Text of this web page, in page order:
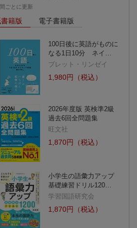
ごとに更新
籍版 電子書籍版
100日後に英語がものに
なる1日10分 ネイ…
ブレット・リンゼイ
1,980円（税込）
2026年度版 英検準2級
過去6回全問題集
旺文社
1,870円（税込）
小学生の語彙力アップ
基礎練習ドリル120…
学習国語研究会
1,870円（税込）